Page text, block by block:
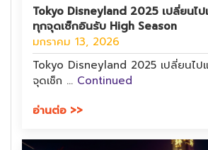
Tokyo Disneyland 2025 เปลี่ยนไป
ทุกจุดเช็กอินรับ High Season
มกราคม 13, 2026
Tokyo Disneyland 2025 เปลี่ยนไป
จุดเช็ก … Continued
อ่านต่อ >>